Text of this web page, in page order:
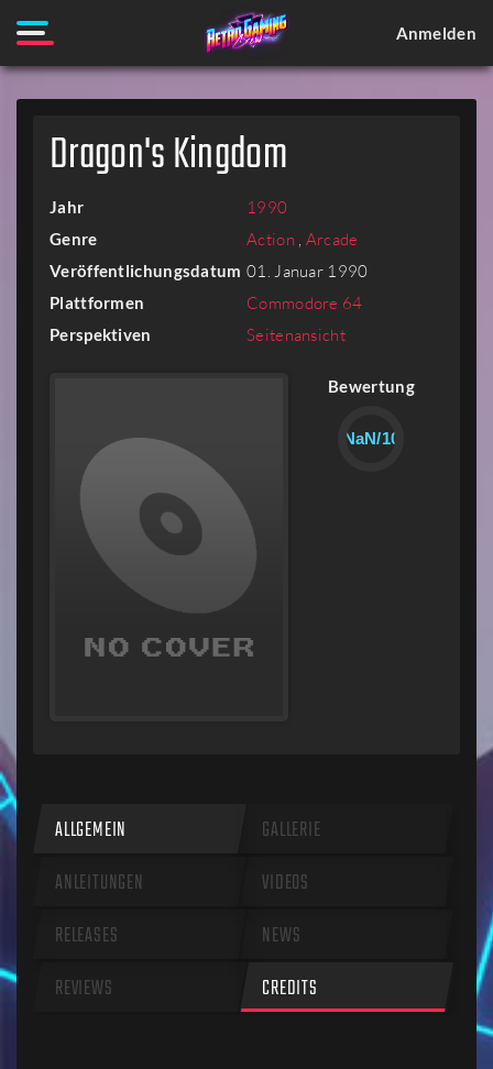
Anmelden
Dragon's Kingdom
Jahr 1990
Genre Action , Arcade
Veröffentlichungsdatum 01. Januar 1990
Plattformen Commodore 64
Perspektiven Seitenansicht
Bewertung
NaN/10
ALLGEMEIN
GALLERIE
ANLEITUNGEN
VIDEOS
RELEASES
NEWS
REVIEWS
CREDITS